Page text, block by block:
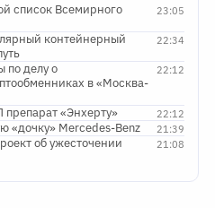
23:05
список Всемирного
22:34
контейнерный
22:12
по делу о
в «Москва-
22:12
«Энхерту»
21:39
«дочку» Mercedes-Benz
21:08
об ужесточении